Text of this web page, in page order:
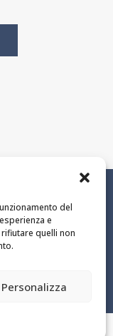
del
e
quelli non
Personalizza